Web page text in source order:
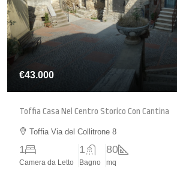
€43.000
Toffia Casa Nel Centro Storico Con Cantina
Toffia Via del Collitrone 8
1
Camera da Letto
1
Bagno
80
mq